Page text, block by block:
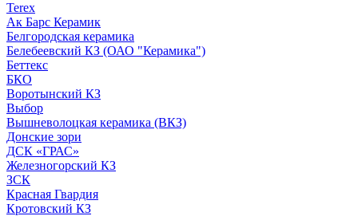
Terex
Ак Барс Керамик
Белгородская керамика
Белебеевский КЗ (ОАО "Керамика")
Беттекс
БКО
Воротынский КЗ
Выбор
Вышневолоцкая керамика (ВКЗ)
Донские зори
ДСК «ГРАС»
Железногорский КЗ
ЗСК
Красная Гвардия
Кротовский КЗ